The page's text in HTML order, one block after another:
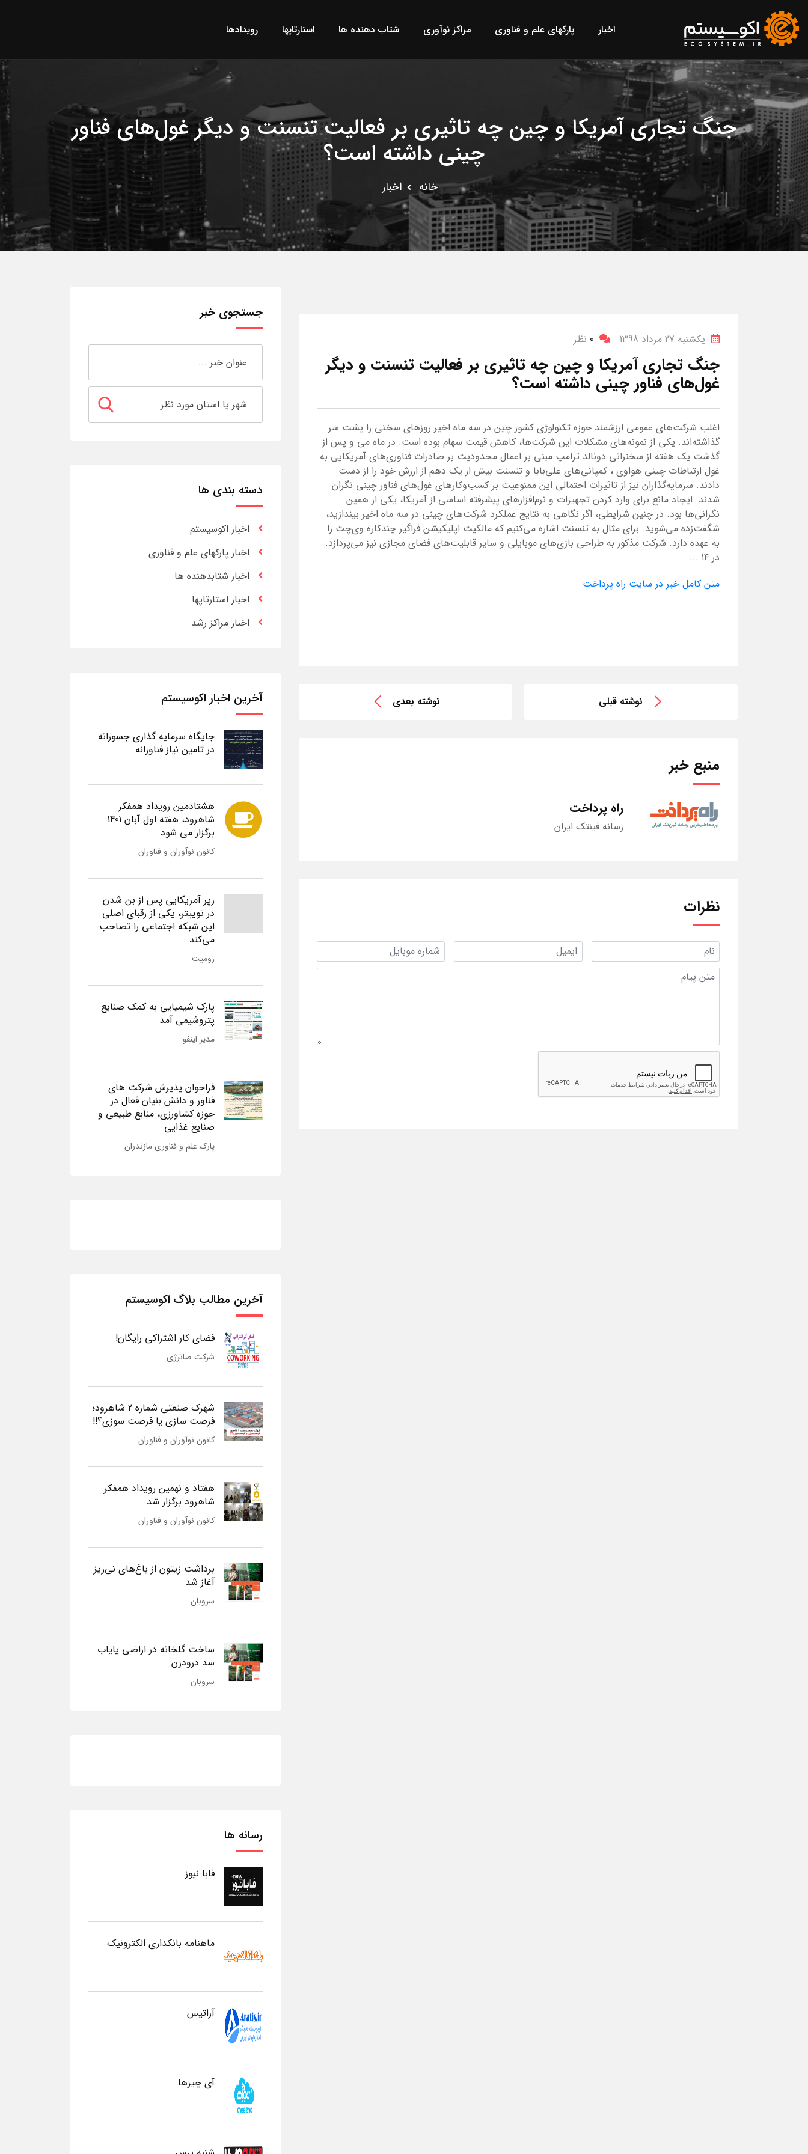
اخبار پارکهای علم و فناوری مراکز نوآوری شتاب دهنده ها استارتاپها رویدادها
جنگ تجاری آمریکا و چین چه تاثیری بر فعالیت تنسنت و دیگر غول‌های فناور
چینی داشته است؟
خانه اخبار
یکشنبه 27 مرداد 1398 0 نظر
جنگ تجاری آمریکا و چین چه تاثیری بر فعالیت تنسنت و دیگر
غول‌های فناور چینی داشته است؟
اغلب شرکت‌های عمومی ارزشمند حوزه تکنولوژی کشور چین در سه ماه اخیر روزهای سختی را پشت سر
گذاشته‌اند. یکی از نمونه‌های مشکلات این شرکت‌ها، کاهش قیمت سهام بوده است. در ماه می و پس از
گذشت یک هفته از سخنرانی دونالد ترامپ مبنی بر اعمال محدودیت‌ بر صادرات فناوری‌های آمریکایی به
غول ارتباطات چینی هواوی ، کمپانی‌های علی‌بابا و تنسنت بیش از یک دهم از ارزش خود را از دست
دادند. سرمایه‌گذاران نیز از تاثیرات احتمالی این ممنوعیت بر کسب‌وکارهای غول‌های فناور چینی نگران
شدند. ایجاد مانع برای وارد کردن تجهیزات و نرم‌افزارهای پیشرفته اساسی از آمریکا، یکی از همین
نگرانی‌ها بود. در چنین شرایطی، اگر نگاهی به نتایج عملکرد شرکت‌های چینی در سه ماه اخیر بیندازید،
شگفت‌زده می‌شوید. برای مثال به تنسنت اشاره می‌کنیم که مالکیت اپلیکیشن فراگیر چندکاره وی‌چت را
به عهده دارد. شرکت مذکور به طراحی بازی‌های موبایلی و سایر قابلیت‌های فضای مجازی نیز می‌پردازد.
در ۱۴ ...
متن کامل خبر در سایت راه پرداخت
نوشته قبلی نوشته بعدی
منبع خبر
راه پرداخت
رسانه فینتک ایران
نظرات
جستجوی خبر
دسته بندی ها
اخبار اکوسیستم
اخبار پارکهای علم و فناوری
اخبار شتابدهنده ها
اخبار استارتاپها
اخبار مراکز رشد
آخرین اخبار اکوسیستم
جایگاه سرمایه گذاری جسورانه
در تامین نیاز فناورانه
هشتادمین رویداد همفکر
شاهرود، هفته اول آبان 1401
برگزار می شود
کانون نوآوران و فناوران
رپر آمریکایی پس از بن شدن
در توییتر، یکی از رقبای اصلی
این شبکه اجتماعی را تصاحب
می‌کند
زومیت
پارک شیمیایی به کمک صنایع
پتروشیمی آمد
مدیر اینفو
فراخوان پذیرش شرکت های
فناور و دانش بنیان فعال در
حوزه کشاورزی، منابع طبیعی و
صنایع غذایی
پارک علم و فناوری مازندران
آخرین مطالب بلاگ اکوسیستم
فضای کار اشتراکی رایگان!
شرکت صانرژی
شهرک صنعتی شماره 2 شاهرود؛
فرصت سازی یا فرصت سوزی؟!!
کانون نوآوران و فناوران
هفتاد و نهمین رویداد همفکر
شاهرود برگزار شد
کانون نوآوران و فناوران
برداشت زیتون از باغ‌های نی‌ریز
آغاز شد
سروبان
ساخت گلخانه در اراضی پایاب
سد درودزن
سروبان
رسانه ها
فابا نیوز
ماهنامه بانکداری الکترونیک
آراتیس
آی چیزها